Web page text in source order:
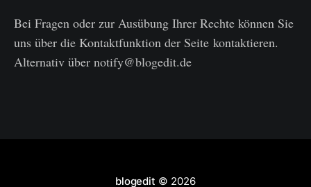
Bei Fragen oder zur Ausübung Ihrer Rechte können Sie
uns über die Kontaktfunktion der Seite kontaktieren.
Alternativ über notify@blogedit.de
blogedit © 2026